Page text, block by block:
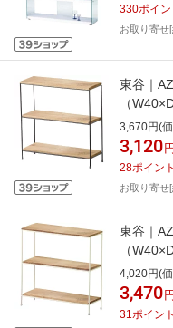
330ポイン
お取り寄せ
東谷｜
（
3,670円(
3,120 円
28ポイント
お取り寄せ
東谷｜
（
4,020円(
3,470 円
31ポイント